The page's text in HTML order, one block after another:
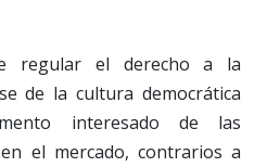
regular el derecho a la
de la cultura democrática
interesado de las
el mercado, contrarios a